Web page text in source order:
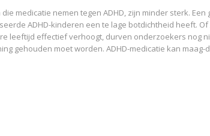
medicatie nemen tegen ADHD, zijn minder sterk.
ADHD-kinderen een te lage botdichtheid heeft. Of
leeftijd effectief verhoogt, durven onderzoekers nog
gehouden moet worden. ADHD-medicatie kan maag-